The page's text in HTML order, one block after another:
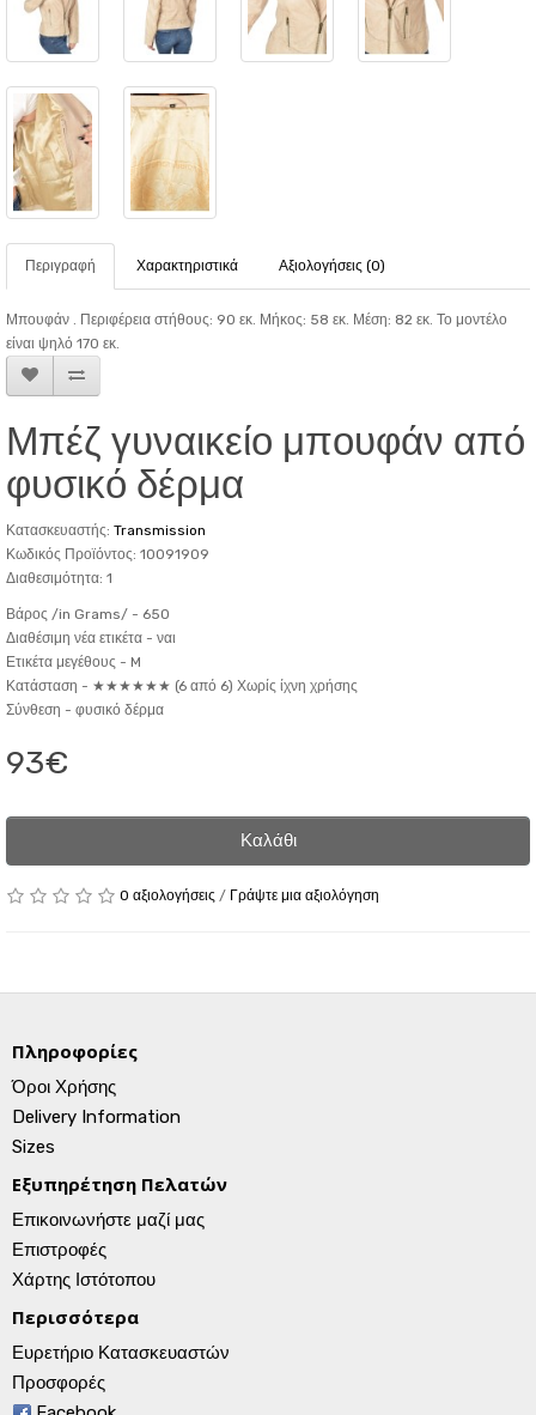
Περιγραφή Χαρακτηριστικά Αξιολογήσεις (0)
Μπουφάν . Περιφέρεια στήθους: 90 εκ. Μήκος: 58 εκ. Μέση: 82 εκ. Το μοντέλο
είναι ψηλό 170 εκ.
Μπέζ γυναικείο μπουφάν από
φυσικό δέρμα
Κατασκευαστής: Transmission
Κωδικός Προϊόντος: 10091909
Διαθεσιμότητα: 1
Βάρος /in Grams/ - 650
Διαθέσιμη νέα ετικέτα - ναι
Ετικέτα μεγέθους - M
Κατάσταση - ★★★★★★ (6 από 6) Χωρίς ίχνη χρήσης
Σύνθεση - φυσικό δέρμα
93€
Καλάθι
0 αξιολογήσεις / Γράψτε μια αξιολόγηση
Πληροφορίες
Όροι Χρήσης
Delivery Information
Sizes
Εξυπηρέτηση Πελατών
Επικοινωνήστε μαζί μας
Επιστροφές
Χάρτης Ιστότοπου
Περισσότερα
Ευρετήριο Κατασκευαστών
Προσφορές